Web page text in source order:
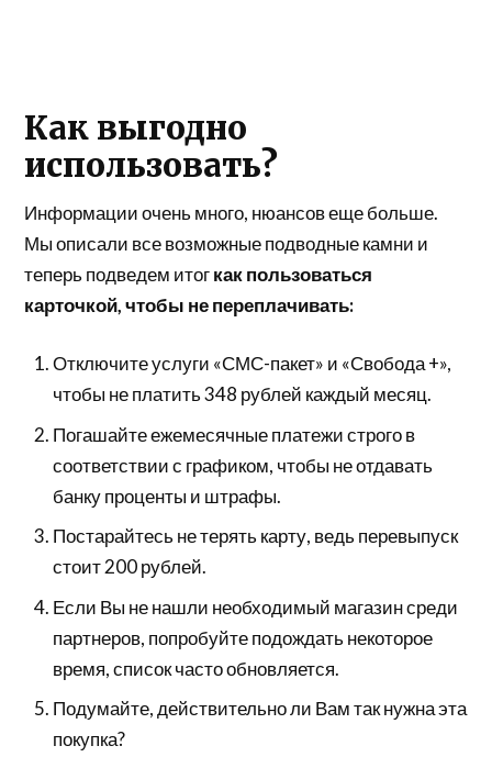
Как выгодно
использовать?
Информации очень много, нюансов еще больше.
Мы описали все возможные подводные камни и
теперь подведем итогкак пользоваться
карточкой, чтобы не переплачивать:
Отключите услуги «СМС-пакет» и «Свобода +»,
чтобы не платить 348 рублей каждый месяц.
Погашайте ежемесячные платежи строго в
соответствии с графиком, чтобы не отдавать
банку проценты и штрафы.
Постарайтесь не терять карту, ведь перевыпуск
стоит 200 рублей.
Если Вы не нашли необходимый магазин среди
партнеров, попробуйте подождать некоторое
время, список часто обновляется.
Подумайте, действительно ли Вам так нужна эта
покупка?